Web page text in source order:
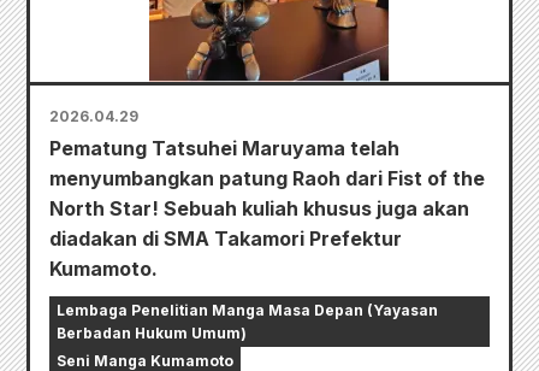
2026.04.29
Pematung Tatsuhei Maruyama telah
menyumbangkan patung Raoh dari Fist of the
North Star! Sebuah kuliah khusus juga akan
diadakan di SMA Takamori Prefektur
Kumamoto.
Lembaga Penelitian Manga Masa Depan (Yayasan
Berbadan Hukum Umum)
Seni Manga Kumamoto